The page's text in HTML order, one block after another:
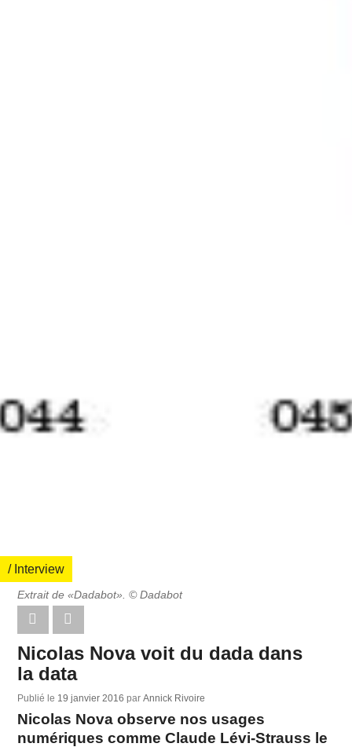
/ Interview
Extrait de «Dadabot». © Dadabot
Nicolas Nova voit du dada dans
la data
Publié le 19 janvier 2016parAnnick Rivoire
Nicolas Nova observe nos usages
numériques comme Claude Lévi-Strauss le